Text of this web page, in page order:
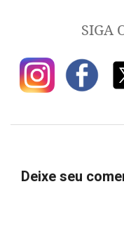
SIGA
Deixe seu